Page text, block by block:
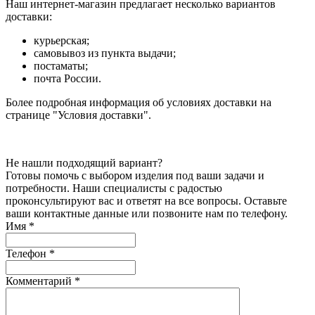
Наш интернет-магазин предлагает несколько вариантов
доставки:
курьерская;
самовывоз из пункта выдачи;
постаматы;
почта России.
Более подробная информация об условиях доставки на
странице "Условия доставки".
Не нашли подходящий вариант?
Готовы помочь с выбором изделия под ваши задачи и
потребности. Наши специалисты с радостью
проконсультируют вас и ответят на все вопросы. Оставьте
ваши контактные данные или позвоните нам по телефону.
Имя *
Телефон *
Комментарий *